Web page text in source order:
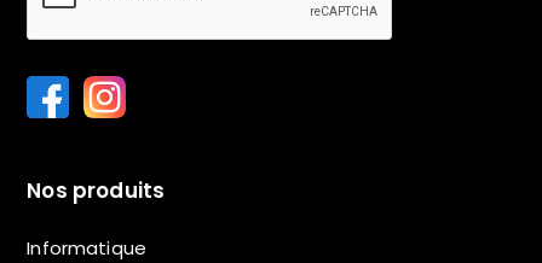
Nos produits
Informatique